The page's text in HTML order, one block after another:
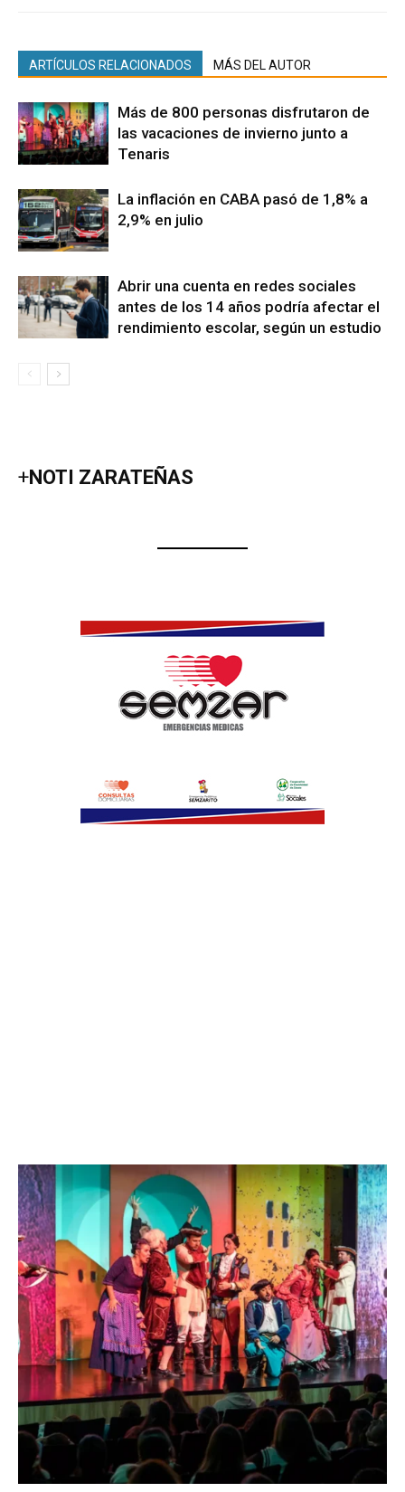
ARTÍCULOS RELACIONADOS MÁS DEL AUTOR
Más de 800 personas disfrutaron de
las vacaciones de invierno junto a
Tenaris
La inflación en CABA pasó de 1,8% a
2,9% en julio
Abrir una cuenta en redes sociales
antes de los 14 años podría afectar el
rendimiento escolar, según un estudio
+NOTI ZARATEÑAS